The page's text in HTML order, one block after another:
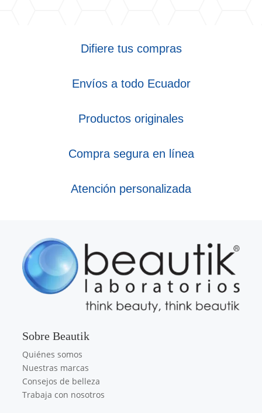
Difiere tus compras
Envíos a todo Ecuador
Productos originales
Compra segura en línea
Atención personalizada
Sobre Beautik
Quiénes somos
Nuestras marcas
Consejos de belleza
Trabaja con nosotros